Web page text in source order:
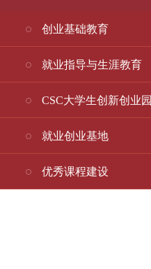
创业基础教育
就业指导与生涯教育
CSC大学生创新创业园
就业创业基地
优秀课程建设